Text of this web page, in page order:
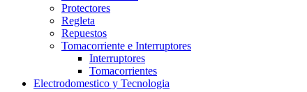
Protectores
Regleta
Repuestos
Tomacorriente e Interruptores
Interruptores
Tomacorrientes
Electrodomestico y Tecnologia